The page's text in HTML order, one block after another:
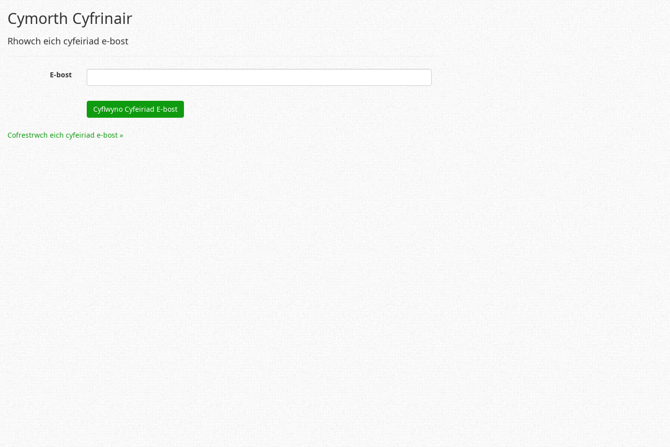
Cymorth Cyfrinair
Rhowch eich cyfeiriad e-bost
E-bost
Cyflwyno Cyfeiriad E-bost
Cofrestrwch eich cyfeiriad e-bost »